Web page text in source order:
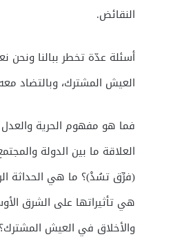
النقائض.
أسئلة عدّة تخطر ببالنا
العيش المشترك، وبالتضاد
فما هو مفهوم الحرية
العلاقة ما بين الدولة
(فرِّق تسُدْ)؟ ما هي الحداثة
هي تأثيراتها على الشرق
والأخلاق في العيش